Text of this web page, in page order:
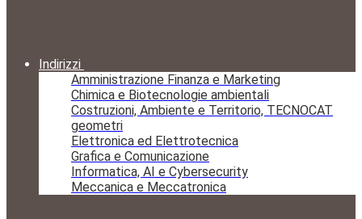
Indirizzi
Amministrazione Finanza e Marketing
Chimica e Biotecnologie ambientali
Costruzioni, Ambiente e Territorio, TECNOCAT
geometri
Elettronica ed Elettrotecnica
Grafica e Comunicazione
Informatica, AI e Cybersecurity
Meccanica e Meccatronica